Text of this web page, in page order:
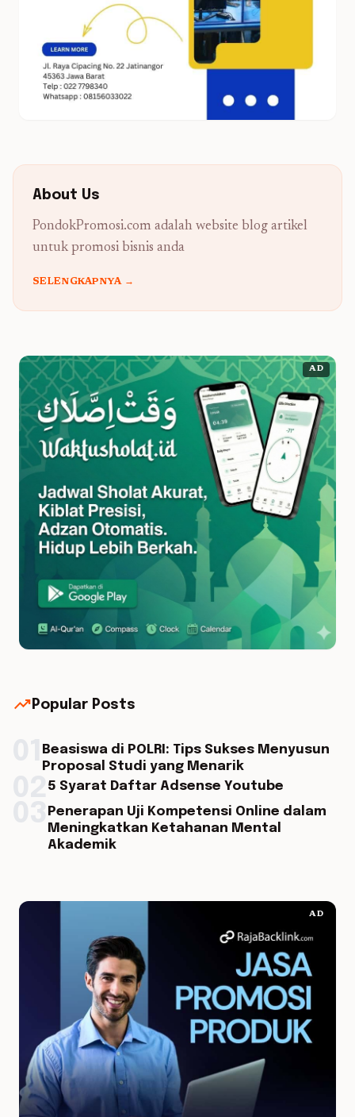
About Us
PondokPromosi.com adalah website blog artikel
untuk promosi bisnis anda
SELENGKAPNYA →
AD
trending_up Popular Posts
Beasiswa di POLRI: Tips Sukses Menyusun
Proposal Studi yang Menarik
5 Syarat Daftar Adsense Youtube
Penerapan Uji Kompetensi Online dalam
Meningkatkan Ketahanan Mental
Akademik
AD